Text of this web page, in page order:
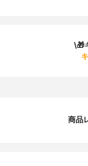
\🎁
商品